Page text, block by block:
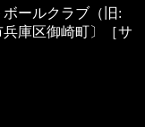
ボールクラブ（旧:
庫区御崎町〕［サ